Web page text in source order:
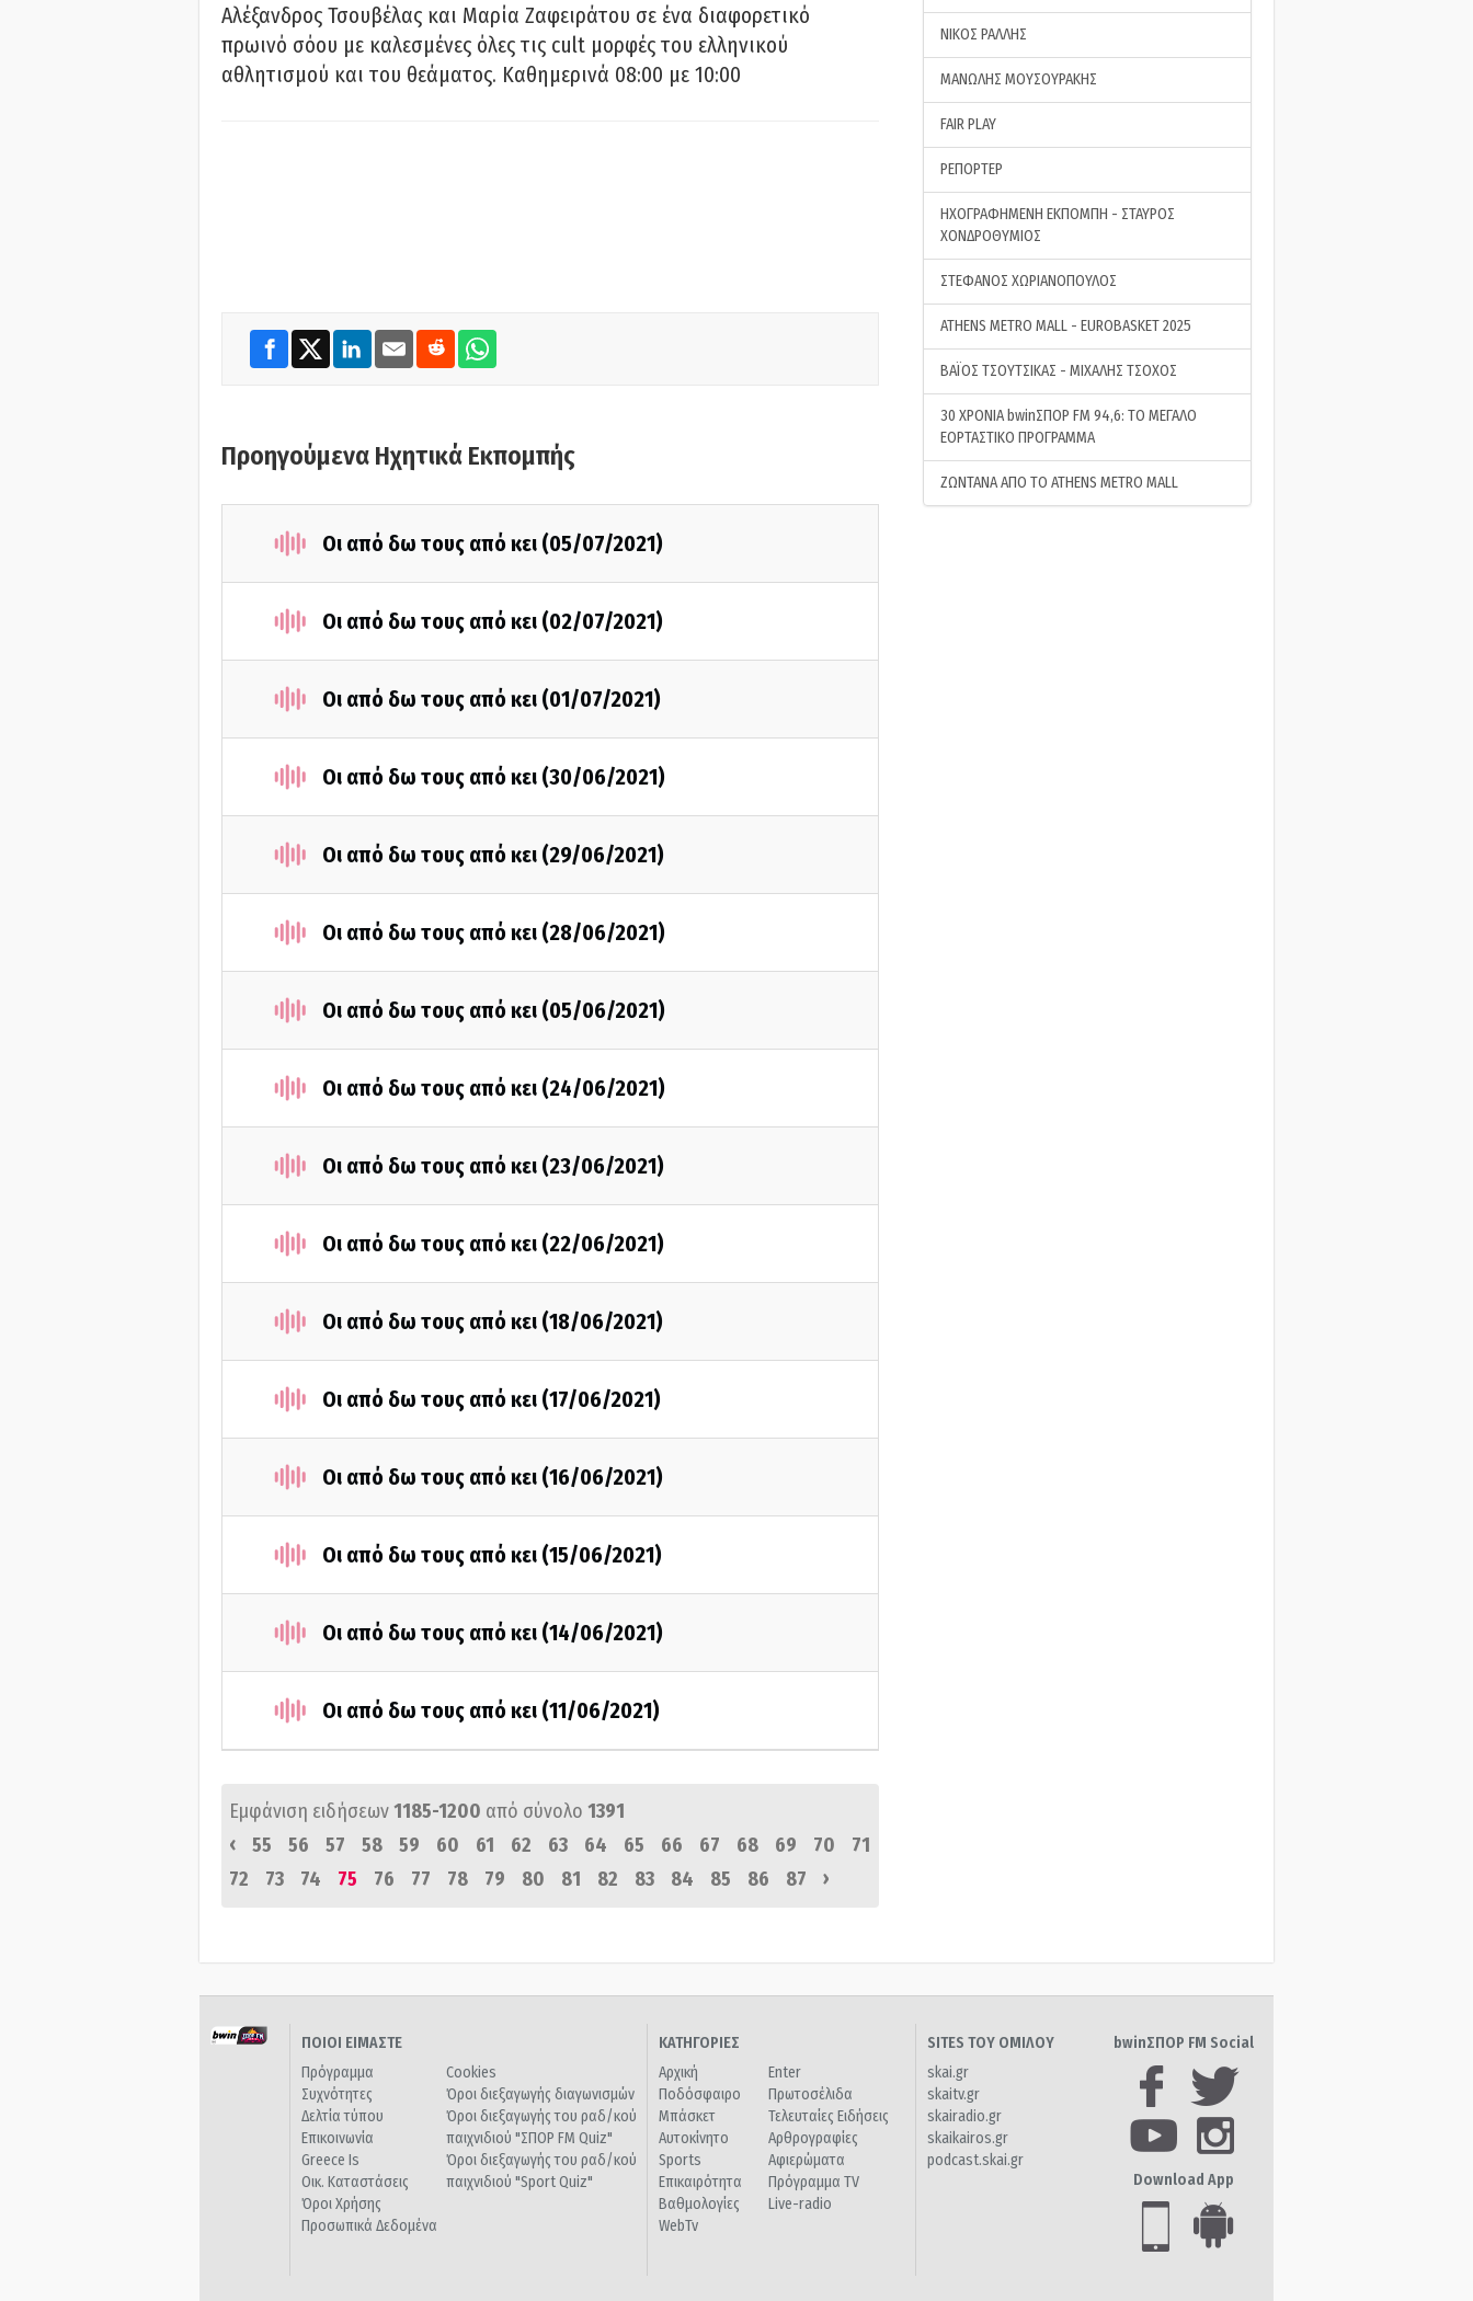
Αλέξανδρος Τσουβέλας και Μαρία Ζαφειράτου σε ένα διαφορετικό
πρωινό σόου με καλεσμένες όλες τις cult μορφές του ελληνικού
αθλητισμού και του θεάματος. Καθημερινά 08:00 με 10:00
Προηγούμενα Ηχητικά Εκπομπής
Οι από δω τους από κει (05/07/2021)
Οι από δω τους από κει (02/07/2021)
Οι από δω τους από κει (01/07/2021)
Οι από δω τους από κει (30/06/2021)
Οι από δω τους από κει (29/06/2021)
Οι από δω τους από κει (28/06/2021)
Οι από δω τους από κει (05/06/2021)
Οι από δω τους από κει (24/06/2021)
Οι από δω τους από κει (23/06/2021)
Οι από δω τους από κει (22/06/2021)
Οι από δω τους από κει (18/06/2021)
Οι από δω τους από κει (17/06/2021)
Οι από δω τους από κει (16/06/2021)
Οι από δω τους από κει (15/06/2021)
Οι από δω τους από κει (14/06/2021)
Οι από δω τους από κει (11/06/2021)
Εμφάνιση ειδήσεων1185-1200 από σύνολο 1391
‹
55 56 57 58 59 60 61 62 63 64 65 66 67 68 69 70
71
72
73 74 75 76 77 78 79 80 81 82 83 84 85 86 87 ›
ΝΙΚΟΣ ΡΑΛΛΗΣ
ΜΑΝΩΛΗΣ ΜΟΥΣΟΥΡΑΚΗΣ
FAIR PLAY
ΡΕΠΟΡΤΕΡ
ΗΧΟΓΡΑΦΗΜΕΝΗ ΕΚΠΟΜΠΗ - ΣΤΑΥΡΟΣ
ΧΟΝΔΡΟΘΥΜΙΟΣ
ΣΤΕΦΑΝΟΣ ΧΩΡΙΑΝΟΠΟΥΛΟΣ
ATHENS METRO MALL - EUROBASKET 2025
ΒΑΪΟΣ ΤΣΟΥΤΣΙΚΑΣ - ΜΙΧΑΛΗΣ ΤΣΟΧΟΣ
30 ΧΡΟΝΙΑ bwinΣΠΟΡ FM 94,6: ΤΟ ΜΕΓΑΛΟ
ΕΟΡΤΑΣΤΙΚΟ ΠΡΟΓΡΑΜΜΑ
ΖΩΝΤΑΝΑ ΑΠΟ ΤΟ ATHENS METRO MALL
ΠΟΙΟΙ ΕΙΜΑΣΤΕ
Πρόγραμμα
Συχνότητες
Δελτία τύπου
Επικοινωνία
Greece Is
Οικ. Καταστάσεις
Όροι Χρήσης
Προσωπικά Δεδομένα
Cookies
Όροι διεξαγωγής διαγωνισμών
Όροι διεξαγωγής του ραδ/κού
παιχνιδιού "ΣΠΟΡ FM Quiz"
Όροι διεξαγωγής του ραδ/κού
παιχνιδιού "Sport Quiz"
ΚΑΤΗΓΟΡΙΕΣ
Αρχική
Ποδόσφαιρο
Μπάσκετ
Αυτοκίνητο
Sports
Επικαιρότητα
Βαθμολογίες
WebTv
Enter
Πρωτοσέλιδα
Τελευταίες Ειδήσεις
Αρθρογραφίες
Αφιερώματα
Πρόγραμμα TV
Live-radio
SITES ΤΟΥ ΟΜΙΛΟΥ
skai.gr
skaitv.gr
skairadio.gr
skaikairos.gr
podcast.skai.gr
bwinΣΠΟΡ FM Social
Download App